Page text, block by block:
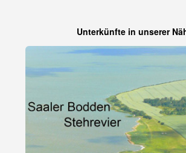
Unterkünfte in unserer